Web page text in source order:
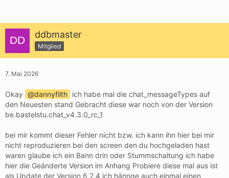
ddbmaster
Mitglied
7. Mai 2026
Okay dannyfilth ich habe mal die chat_messageTypes auf
den Neuesten stand Gebracht diese war noch von der Version
be.bastelstu.chat_v4.3.0_rc_1
bei mir kommt dieser Fehler nicht bzw. ich kann ihn hier bei mir
nicht reproduzieren bei den screen den du hochgeladen hast
waren glaube ich ein Bann drin oder Stummschaltung ich habe
hier die Geänderte Version im Anhang Probiere diese mal aus ist
als Update der Version 6.2.4 ich hännge auch einmal einen